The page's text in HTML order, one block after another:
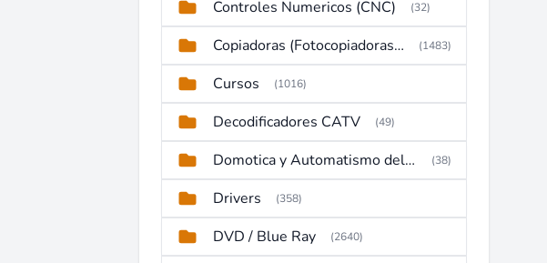
Controles Numericos (CNC) (32)
Copiadoras (Fotocopiadoras, Multifunctions, Ploter, etc) (1483)
Cursos (1016)
Decodificadores CATV (49)
Domotica y Automatismo del hogar (38)
Drivers (358)
DVD / Blue Ray (2640)